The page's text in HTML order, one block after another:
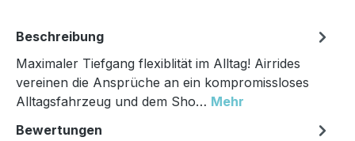
Beschreibung
Maximaler Tiefgang flexiblität im Alltag! Airrides
vereinen die Ansprüche an ein kompromissloses
Alltagsfahrzeug und dem Sho… Mehr
Bewertungen